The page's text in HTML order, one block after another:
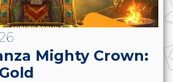
Mighty Crown: